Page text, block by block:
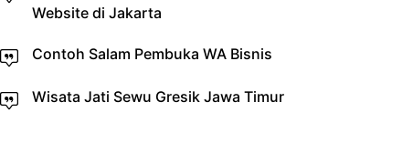
Website di Jakarta
Contoh Salam Pembuka WA Bisnis
Wisata Jati Sewu Gresik Jawa Timur